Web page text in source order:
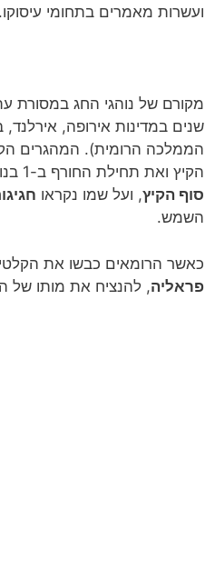
ועשרות מאמרים בתחומי עיסוקו.
מקורם של נוהגי החג במסורת
שנים במדינות אירופה, אירלנד,
הממלכה הרומית). המהגרים
הקיץ ואת תחילת החורף ב-1 בנובמבר. שמו של חודש נובמבר בשפה האירית-גאלית הוא
סוף הקיץ, ועל שמו נקראו
השמש.
כאשר הרומאים כבשו את
פראליה, להנציח את מותו של